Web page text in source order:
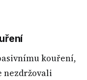
kouření,
nezdržovali